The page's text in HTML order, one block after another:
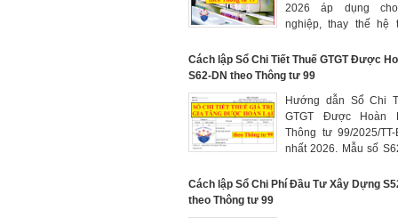
2026 áp dụng
nghiệp, thay thế hệ
Cách lập Sổ Chi Tiết Thuế GTGT Được
S62-DN theo Thông tư 99
Hướng dẫn Sổ Chi
GTGT Được Hoàn
Thông tư 99/2025/
nhất 2026. Mẫu số
xuất, kinh doanh
Cách lập Sổ Chi Phí Đầu Tư Xây Dựng
theo Thông tư 99